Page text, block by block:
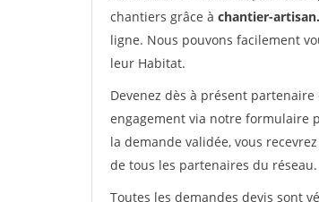
chantiers grâce à chantier-
ligne. Nous pouvons facilement
leur Habitat.
Devenez dès à présent partenaire
engagement via notre formulaire
la demande validée, vous
de tous les partenaires du réseau.
Toutes les demandes devis sont